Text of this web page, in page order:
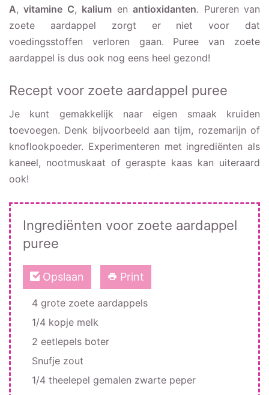
A,vitamine C, kalium enantioxidanten. Pureren van
zoete aardappel zorgt er niet voor dat
voedingsstoffen verloren gaan. Puree van zoete
aardappel is dus ook nog eens heel gezond!
Recept voor zoete aardappel puree
Je kunt gemakkelijk naar eigen smaak kruiden
toevoegen. Denk bijvoorbeeld aan tijm, rozemarijn of
knoflookpoeder. Experimenteren met ingrediënten als
kaneel, nootmuskaat of geraspte kaas kan uiteraard
ook!
Ingrediënten voor zoete aardappel
puree
Opslaan Print
4 grote zoete aardappels
1/4 kopje melk
2 eetlepels boter
Snufje zout
1/4 theelepel gemalen zwarte peper